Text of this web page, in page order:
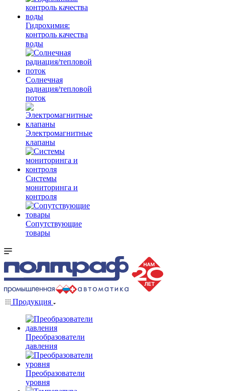
Гидрохимия:
контроль качества
воды
Солнечная
радиация/тепловой
поток
Электромагнитные
клапаны
Системы
мониторинга и
контроля
Сопутствующие
товары
Продукция
Преобразователи
давления
Преобразователи
уровня